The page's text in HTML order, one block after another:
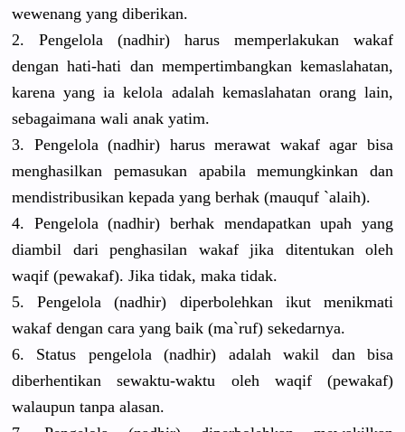
wewenang yang diberikan.
2. Pengelola (nadhir) harus memperlakukan wakaf
dengan hati-hati dan mempertimbangkan kemaslahatan,
karena yang ia kelola adalah kemaslahatan orang lain,
sebagaimana wali anak yatim.
3. Pengelola (nadhir) harus merawat wakaf agar bisa
menghasilkan pemasukan apabila memungkinkan dan
mendistribusikan kepada yang berhak (mauquf `alaih).
4. Pengelola (nadhir) berhak mendapatkan upah yang
diambil dari penghasilan wakaf jika ditentukanoleh
waqif (pewakaf). Jika tidak, maka tidak.
5. Pengelola (nadhir) diperbolehkan ikut menikmati
wakaf dengan cara yang baik (ma`ruf) sekedarnya.
6. Status pengelola (nadhir) adalah wakil dan bisa
diberhentikan sewaktu-waktu oleh waqif (pewakaf)
walaupun tanpa alasan.